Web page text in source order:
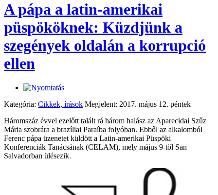
A pápa a latin-amerikai
püspököknek: Küzdjünk a
szegények oldalán a korrupció
ellen
Kategória: Cikkek, írások Megjelent: 2017. május 12. péntek
Háromszáz évvel ezelőtt talált rá három halász az Aparecidai Szűz
Mária szobrára a brazíliai Paraíba folyóban. Ebből az alkalomból
Ferenc pápa üzenetet küldött a Latin-amerikai Püspöki
Konferenciák Tanácsának (CELAM), mely május 9-től San
Salvadorban ülésezik.